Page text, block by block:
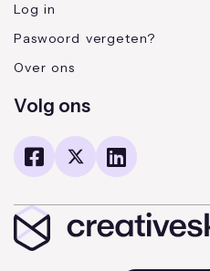
Log in
Paswoord vergeten?
Over ons
Volg ons